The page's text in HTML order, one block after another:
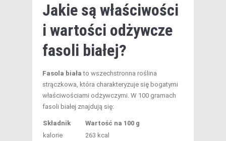
Jakie są właściwości
i wartości odżywcze
fasoli białej?
Fasola biała to wszechstronna roślina
strączkowa, która charakteryzuje się bogatymi
właściwościami odżywczymi. W 100 gramach
fasoli białej znajdują się:
Składnik
Wartość na 100 g
kalorie
263 kcal